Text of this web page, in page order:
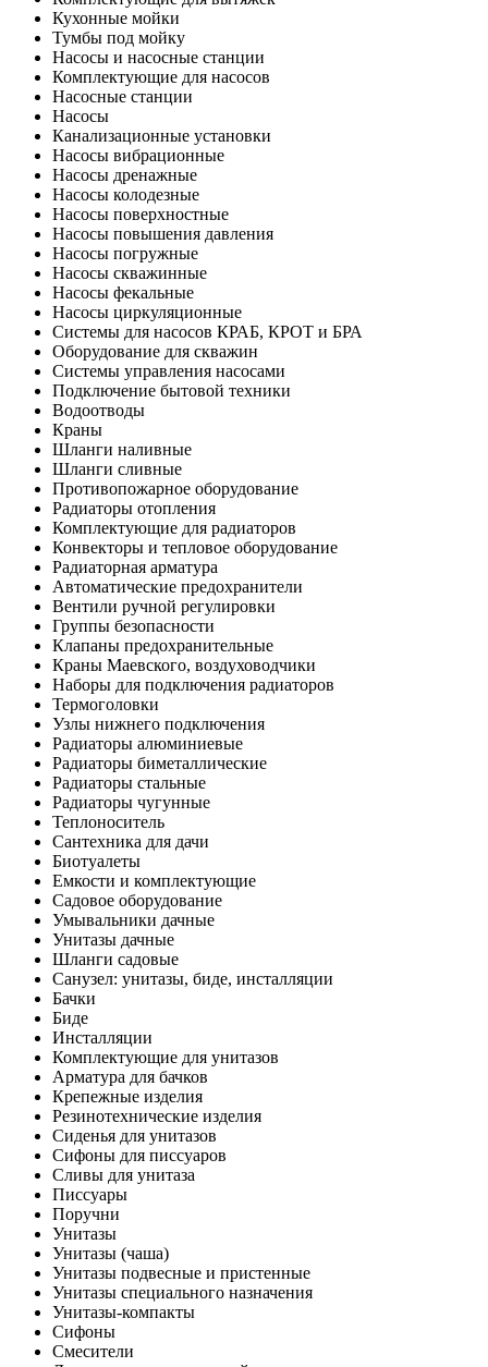
Кухонные мойки
Тумбы под мойку
Насосы и насосные станции
Комплектующие для насосов
Насосные станции
Насосы
Канализационные установки
Насосы вибрационные
Насосы дренажные
Насосы колодезные
Насосы поверхностные
Насосы повышения давления
Насосы погружные
Насосы скважинные
Насосы фекальные
Насосы циркуляционные
Системы для насосов КРАБ, КРОТ и БРА
Оборудование для скважин
Системы управления насосами
Подключение бытовой техники
Водоотводы
Краны
Шланги наливные
Шланги сливные
Противопожарное оборудование
Радиаторы отопления
Комплектующие для радиаторов
Конвекторы и тепловое оборудование
Радиаторная арматура
Автоматические предохранители
Вентили ручной регулировки
Группы безопасности
Клапаны предохранительные
Краны Маевского, воздуховодчики
Наборы для подключения радиаторов
Термоголовки
Узлы нижнего подключения
Радиаторы алюминиевые
Радиаторы биметаллические
Радиаторы стальные
Радиаторы чугунные
Теплоноситель
Сантехника для дачи
Биотуалеты
Емкости и комплектующие
Садовое оборудование
Умывальники дачные
Унитазы дачные
Шланги садовые
Санузел: унитазы, биде, инсталляции
Бачки
Биде
Инсталляции
Комплектующие для унитазов
Арматура для бачков
Крепежные изделия
Резинотехнические изделия
Сиденья для унитазов
Сифоны для писсуаров
Сливы для унитаза
Писсуары
Поручни
Унитазы
Унитазы (чаша)
Унитазы подвесные и пристенные
Унитазы специального назначения
Унитазы-компакты
Сифоны
Смесители